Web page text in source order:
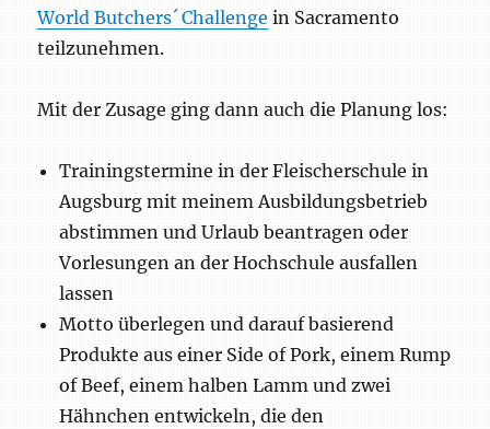
World Butchers´ Challenge in Sacramento
teilzunehmen.
Mit der Zusage ging dann auch die Planung los:
Trainingstermine in der Fleischerschule in
Augsburg mit meinem Ausbildungsbetrieb
abstimmen und Urlaub beantragen oder
Vorlesungen an der Hochschule ausfallen
lassen
Motto überlegen und darauf basierend
Produkte aus einer Side of Pork, einem Rump
of Beef, einem halben Lamm und zwei
Hähnchen entwickeln, die den